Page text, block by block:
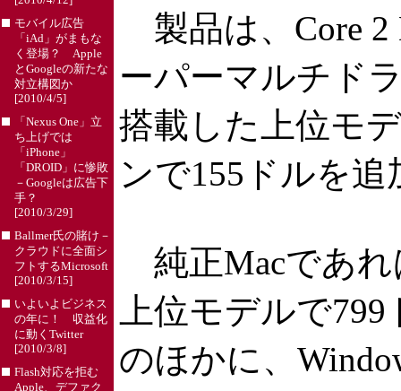
モバイル広告
「iAd」がまもな
く登場？ Apple
とGoogleの新たな
対立構図か
[2010/4/5]
「Nexus One」立
ち上げでは
「iPhone」
「DROID」に惨敗
－Googleは広告下
手？
[2010/3/29]
Ballmer氏の賭け－
クラウドに全面シ
フトするMicrosoft
[2010/3/15]
いよいよビジネス
の年に！ 収益化
に動くTwitter
[2010/3/8]
Flash対応を拒む
Apple、デファク
製品は、Core 2
ーパーマルチド
搭載した上位モ
ンで155ドルを
純正Macであれ
上位モデルで
のほかに、